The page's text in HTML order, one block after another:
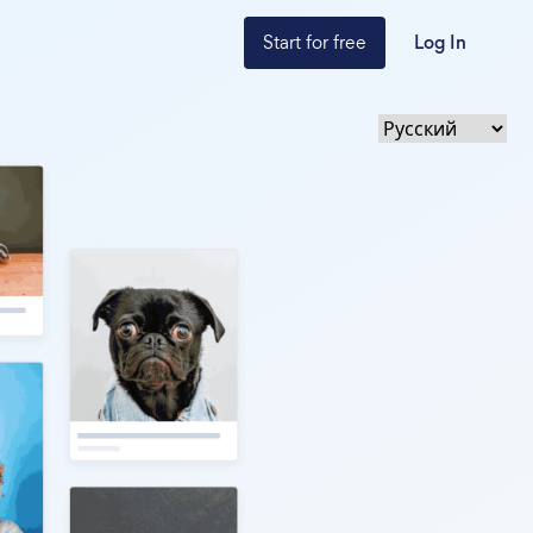
Start for free Log In